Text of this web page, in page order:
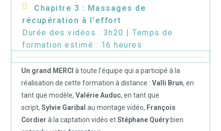
Chapitre 3 : Massages de
récupération à l'effort
Durée des vidéos : 3h20 | Temps de
formation estimé : 16 heures
Un grand MERCI à toute l’équipe qui a participé à la
réalisation de cette formation à distance :Valli Brun, en
tant que modèle,Valérie Auduc, en tant que
script,Sylvie Garibal au montage vidéo, François
Cordier à la captation vidéo etStéphane Quéry bien